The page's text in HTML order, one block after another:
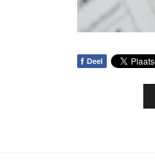
f Deel